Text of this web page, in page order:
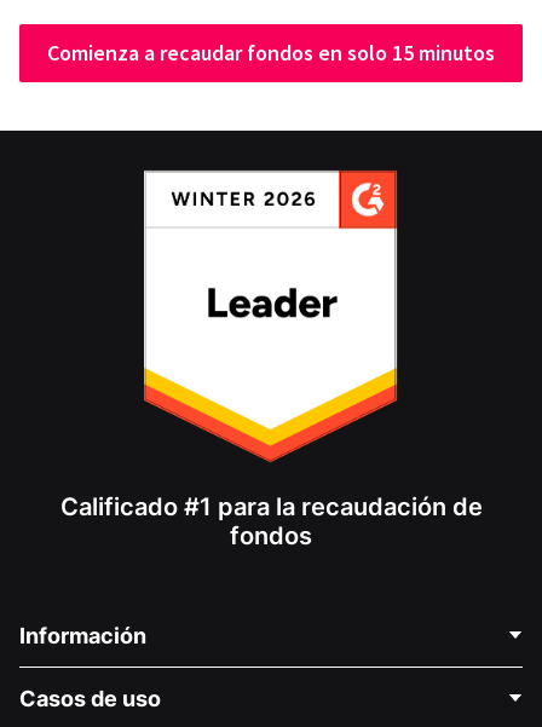
Comienza a recaudar fondos en solo 15 minutos
Calificado #1 para la recaudación de
fondos
Información
Acerca de nosotros
Casos de uso